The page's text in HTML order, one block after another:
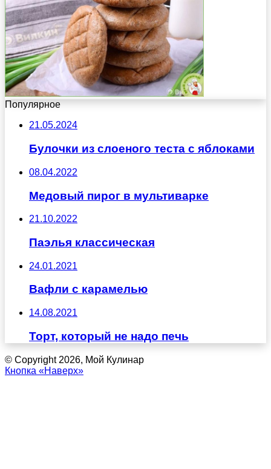
Популярное
21.05.2024
Булочки из слоеного теста с яблоками
08.04.2022
Медовый пирог в мультиварке
21.10.2022
Паэлья классическая
24.01.2021
Вафли с карамелью
14.08.2021
Торт, который не надо печь
© Copyright 2026, Мой Кулинар
Кнопка «Наверх»